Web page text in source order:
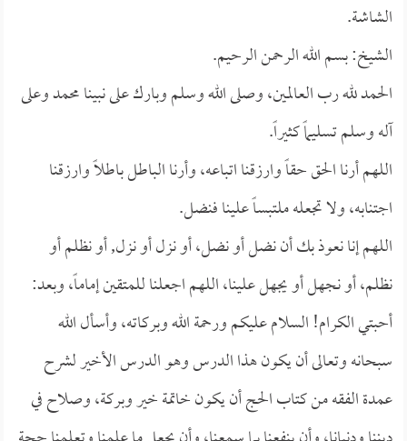
الشاشة.
الشيخ: بسم الله الرحمن الرحيم.
الحمد لله رب العالمين، وصلى الله وسلم وبارك على نبينا محمد وعلى
آله وسلم تسليماً كثيراً.
اللهم أرنا الحق حقاً وارزقنا اتباعه، وأرنا الباطل باطلاً وارزقنا
اجتنابه، ولا تجعله ملتبساً علينا فنضل.
اللهم إنا نعوذ بك أن نضل أو نضل، أو نزل أو نزل, أو نظلم أو
نظلم، أو نجهل أو يجهل علينا، اللهم اجعلنا للمتقين إماماً، وبعد:
أحبتي الكرام! السلام عليكم ورحمة الله وبركاته، وأسأل الله
سبحانه وتعالى أن يكون هذا الدرس وهو الدرس الأخير لشرح
عمدة الفقه من كتاب الحج أن يكون خاتمة خير وبركة، وصلاح في